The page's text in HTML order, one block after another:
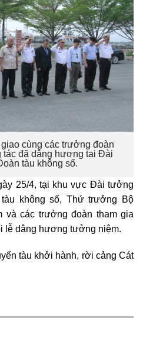
cùng các trưởng đoàn
tác đã dâng hương tại Đài
tàu không số.
25/4, tại khu vực Đài tưởng
không số, Thứ trưởng Bộ
và các trưởng đoàn tham gia
lễ dâng hương tưởng niệm.
tàu khởi hành, rời cảng Cát